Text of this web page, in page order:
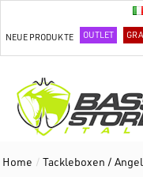
NEUE PRODUKTE OUTLET
Home / Tackleboxen /